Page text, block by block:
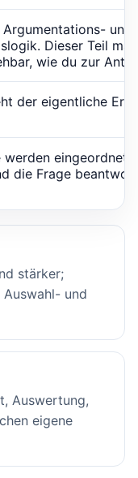
und
Dieser Teil
wie du zur
der eigentliche
werden eingeordnet,
die Frage
stärker;
und
Auswertung,
eigene